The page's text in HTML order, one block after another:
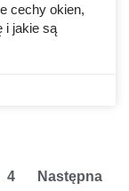
cechy okien,
i jakie są
4
Następna